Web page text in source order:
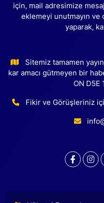
için, mail adresimize
eklemeyi unutmayın ve
yaparak,
Sitemiz tamamen
kar amacı gütmeyen bir
ON D5E
Fikir ve Görüşleriniz